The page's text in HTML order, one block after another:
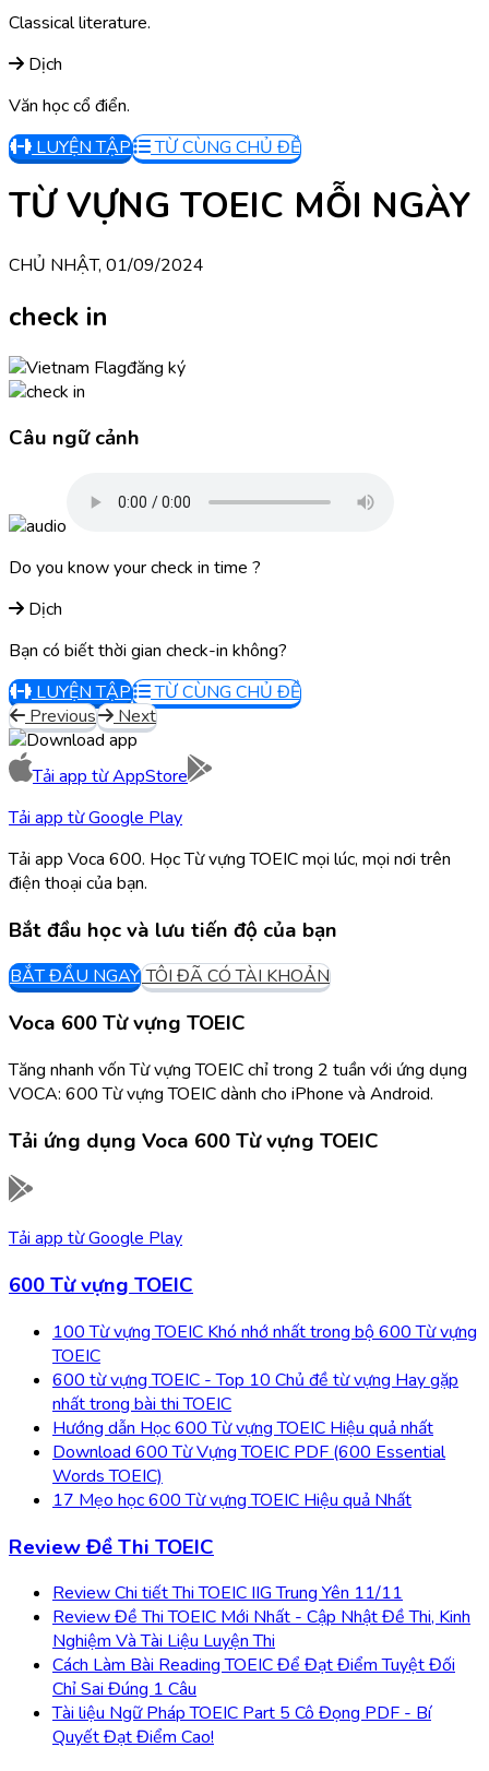
Classical literature.
Dịch
Văn học cổ điển.
LUYỆN TẬP
TỪ CÙNG CHỦ ĐỀ
TỪ VỰNG TOEIC MỖI NGÀY
CHỦ NHẬT, 01/09/2024
check in
đăng ký
Câu ngữ cảnh
Do you know your check in time ?
Dịch
Bạn có biết thời gian check-in không?
LUYỆN TẬP
TỪ CÙNG CHỦ ĐỀ
Previous
Next
Tải app từAppStore
Tải app từGoogle Play
Tải app Voca 600. Học Từ vựng TOEIC mọi lúc, mọi nơi trên
điện thoại của bạn.
Bắt đầu học và lưu tiến độ của bạn
BẮT ĐẦU NGAY TÔI ĐÃ CÓ TÀI KHOẢN
Voca 600 Từ vựng TOEIC
Tăng nhanh vốn Từ vựng TOEIC chỉ trong 2 tuần với ứng dụng
VOCA: 600 Từ vựng TOEIC dành cho iPhone và Android.
Tải ứng dụng Voca 600 Từ vựng TOEIC
Tải app từGoogle Play
600 Từ vựng TOEIC
100 Từ vựng TOEIC Khó nhớ nhất trong bộ 600 Từ vựng
TOEIC
600 từ vựng TOEIC - Top 10 Chủ đề từ vựng Hay gặp
nhất trong bài thi TOEIC
Hướng dẫn Học 600 Từ vựng TOEIC Hiệu quả nhất
Download 600 Từ Vựng TOEIC PDF (600 Essential
Words TOEIC)
17 Mẹo học 600 Từ vựng TOEIC Hiệu quả Nhất
Review Đề Thi TOEIC
Review Chi tiết Thi TOEIC IIG Trung Yên 11/11
Review Đề Thi TOEIC Mới Nhất - Cập Nhật Đề Thi, Kinh
Nghiệm Và Tài Liệu Luyện Thi
Cách Làm Bài Reading TOEIC Để Đạt Điểm Tuyệt Đối
Chỉ Sai Đúng 1 Câu
Tài liệu Ngữ Pháp TOEIC Part 5 Cô Đọng PDF - Bí
Quyết Đạt Điểm Cao!